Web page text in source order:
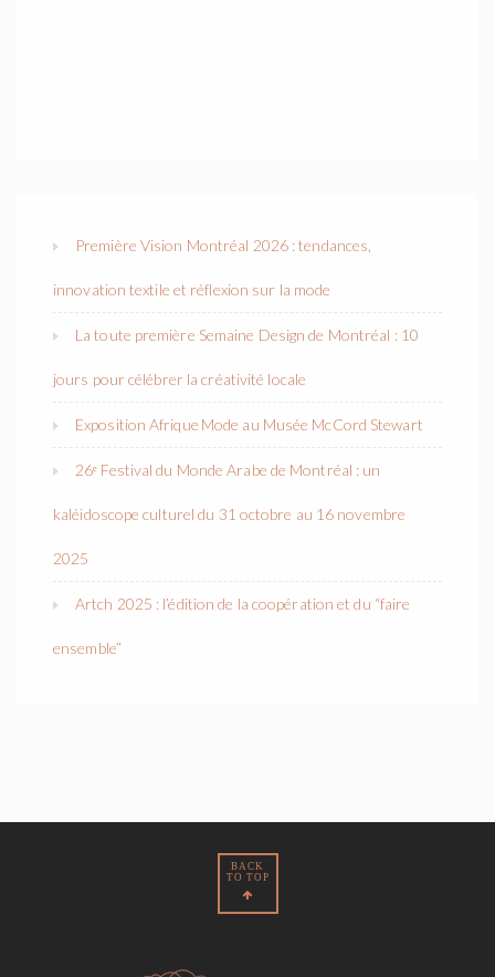
Première Vision Montréal 2026 : tendances,
innovation textile et réflexion sur la mode
La toute première Semaine Design de Montréal : 10
jours pour célébrer la créativité locale
Exposition Afrique Mode au Musée McCord Stewart
26ᵉ Festival du Monde Arabe de Montréal : un
kaléidoscope culturel du 31 octobre au 16 novembre
2025
Artch 2025 : l’édition de la coopération et du “faire
ensemble”
BACK
TO TOP